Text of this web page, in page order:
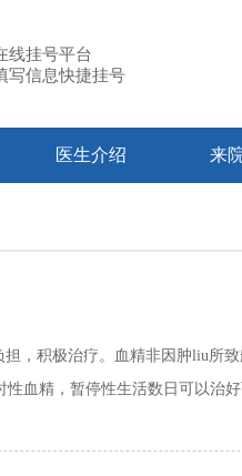
线挂号平台
写信息快捷挂号
医生介绍 来
积极治疗。血精非因肿liu所
血精，暂停性生活数日可以治